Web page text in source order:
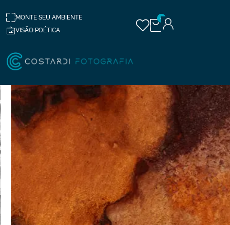
MONTE SEU AMBIENTE
VISÃO POÉTICA
0